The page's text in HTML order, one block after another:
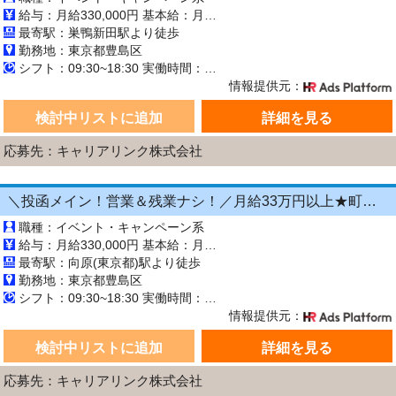
最寄駅：巣鴨新田駅より徒歩
勤務地：東京都豊島区
情報提供元：
検討中リストに追加 詳細を見る
応募先：キャリアリンク株式会社
＼投函メイン！営業＆残業ナシ！／月給33万円以上★町歩きをしながら投函♪20～50代活躍中☆年間休日125日以上！[26750521]
職種：イベント・キャンペーン系
最寄駅：向原(東京都)駅より徒歩
勤務地：東京都豊島区
情報提供元：
検討中リストに追加 詳細を見る
応募先：キャリアリンク株式会社